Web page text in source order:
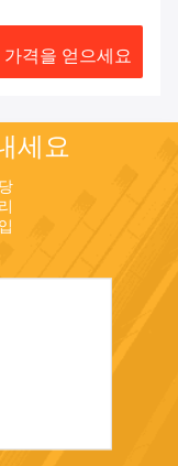
격을 얻으세요
세요